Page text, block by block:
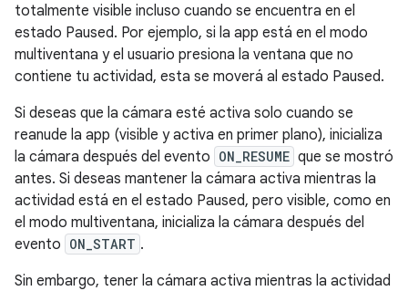
totalmente visible incluso cuando se encuentra en el
estado Paused. Por ejemplo, si la app está en el modo
multiventana y el usuario presiona la ventana que no
contiene tu actividad, esta se moverá al estado Paused.
Si deseas que la cámara esté activa solo cuando se
reanude la app (visible y activa en primer plano), inicializa
la cámara después del evento ON_RESUME que se mostró
antes. Si deseas mantener la cámara activa mientras la
actividad está en el estado Paused, pero visible, como en
el modo multiventana, inicializa la cámara después del
evento ON_START .
Sin embargo, tener la cámara activa mientras la actividad